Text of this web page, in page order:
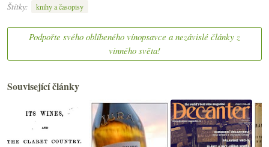
Štítky:
knihy a časopisy
Podpořte svého oblíbeného vínopsavce a nezávislé články z
vinného světa!
Související články